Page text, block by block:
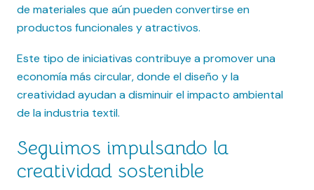
de materiales que aún pueden convertirse en
productos funcionales y atractivos.
Este tipo de iniciativas contribuye a promover una
economía más circular, donde el diseño y la
creatividad ayudan a disminuir el impacto ambiental
de la industria textil.
Seguimos impulsando la
creatividad sostenible